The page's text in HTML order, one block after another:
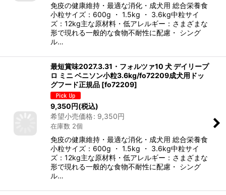
免疫の健康維持・最適な消化・成犬用 総合栄養食
小粒サイズ：600g ・ 1.5kg ・ 3.6kg中粒サイ
ズ：12kg主な原材料・低アレルギー：さまざまな
形で現れる一般的な食物不耐性に配慮・ シング
ル…
最短賞味2027.3.31・フォルツァ10 犬 デイリープ
ロ ミニ ベニソン小粒3.6kg/fo72209成犬用ドッ
グフード正規品 [fo72209]
9,350円(税込)
希望小売価格: 9,350円
在庫数 2個
免疫の健康維持・最適な消化・成犬用 総合栄養食
小粒サイズ：600g ・ 1.5kg ・ 3.6kg中粒サイ
ズ：12kg主な原材料・低アレルギー：さまざまな
形で現れる一般的な食物不耐性に配慮・ シング
ル…